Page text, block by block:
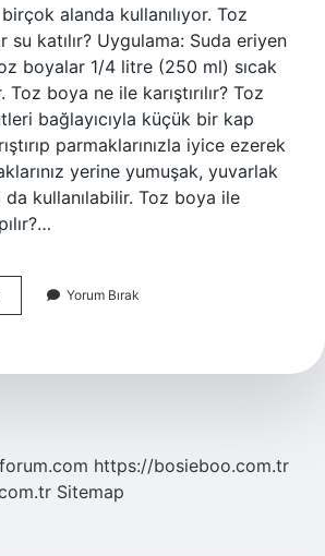
alanda kullanılıyor. Toz
su katılır? Uygulama: Suda eriyen
boyalar 1/4 litre (250 ml) sıcak
boya ne ile karıştırılır? Toz
bağlayıcıyla küçük bir kap
parmaklarınızla iyice ezerek
yerine yumuşak, yuvarlak
da kullanılabilir. Toz boya ile
Yorum Bırak
https://bosieboo.com.tr
Sitemap